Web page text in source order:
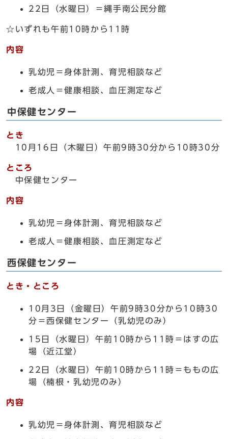
22日（水曜日）＝縄手南公民分館
☆いずれも午前10時から11時
内容
乳幼児＝身体計測、育児相談など
老成人＝健康相談、血圧測定など
中保健センター
とき
10月16日（木曜日）午前9時30分から10時30分
ところ
中保健センター
内容
乳幼児＝身体計測、育児相談など
老成人＝健康相談、血圧測定など
西保健センター
とき・ところ
10月3日（金曜日）午前9時30分から10時30
分＝西保健センター（乳幼児のみ）
15日（水曜日）午前10時から11時＝はすの広
場（近江堂）
22日（水曜日）午前10時から11時＝ももの広
場（楠根・乳幼児のみ）
内容
乳幼児＝身体計測、育児相談など